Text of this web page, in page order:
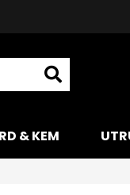
& KEM